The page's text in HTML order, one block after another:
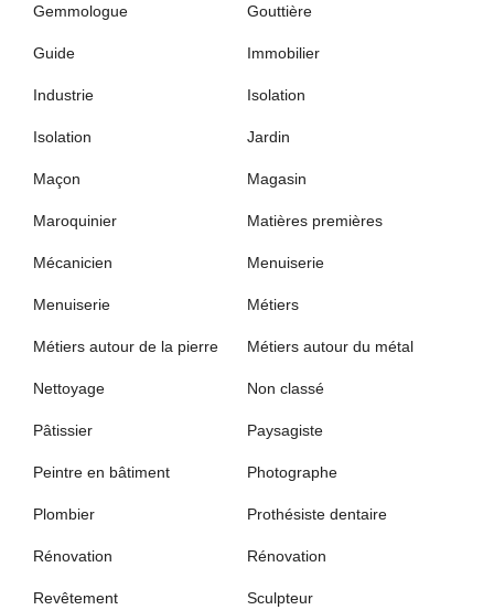
Gemmologue Gouttière
Guide Immobilier
Industrie Isolation
Isolation Jardin
Maçon Magasin
Maroquinier Matières premières
Mécanicien Menuiserie
Menuiserie Métiers
Métiers autour de la pierre Métiers autour du métal
Nettoyage Non classé
Pâtissier Paysagiste
Peintre en bâtiment Photographe
Plombier Prothésiste dentaire
Rénovation Rénovation
Revêtement Sculpteur